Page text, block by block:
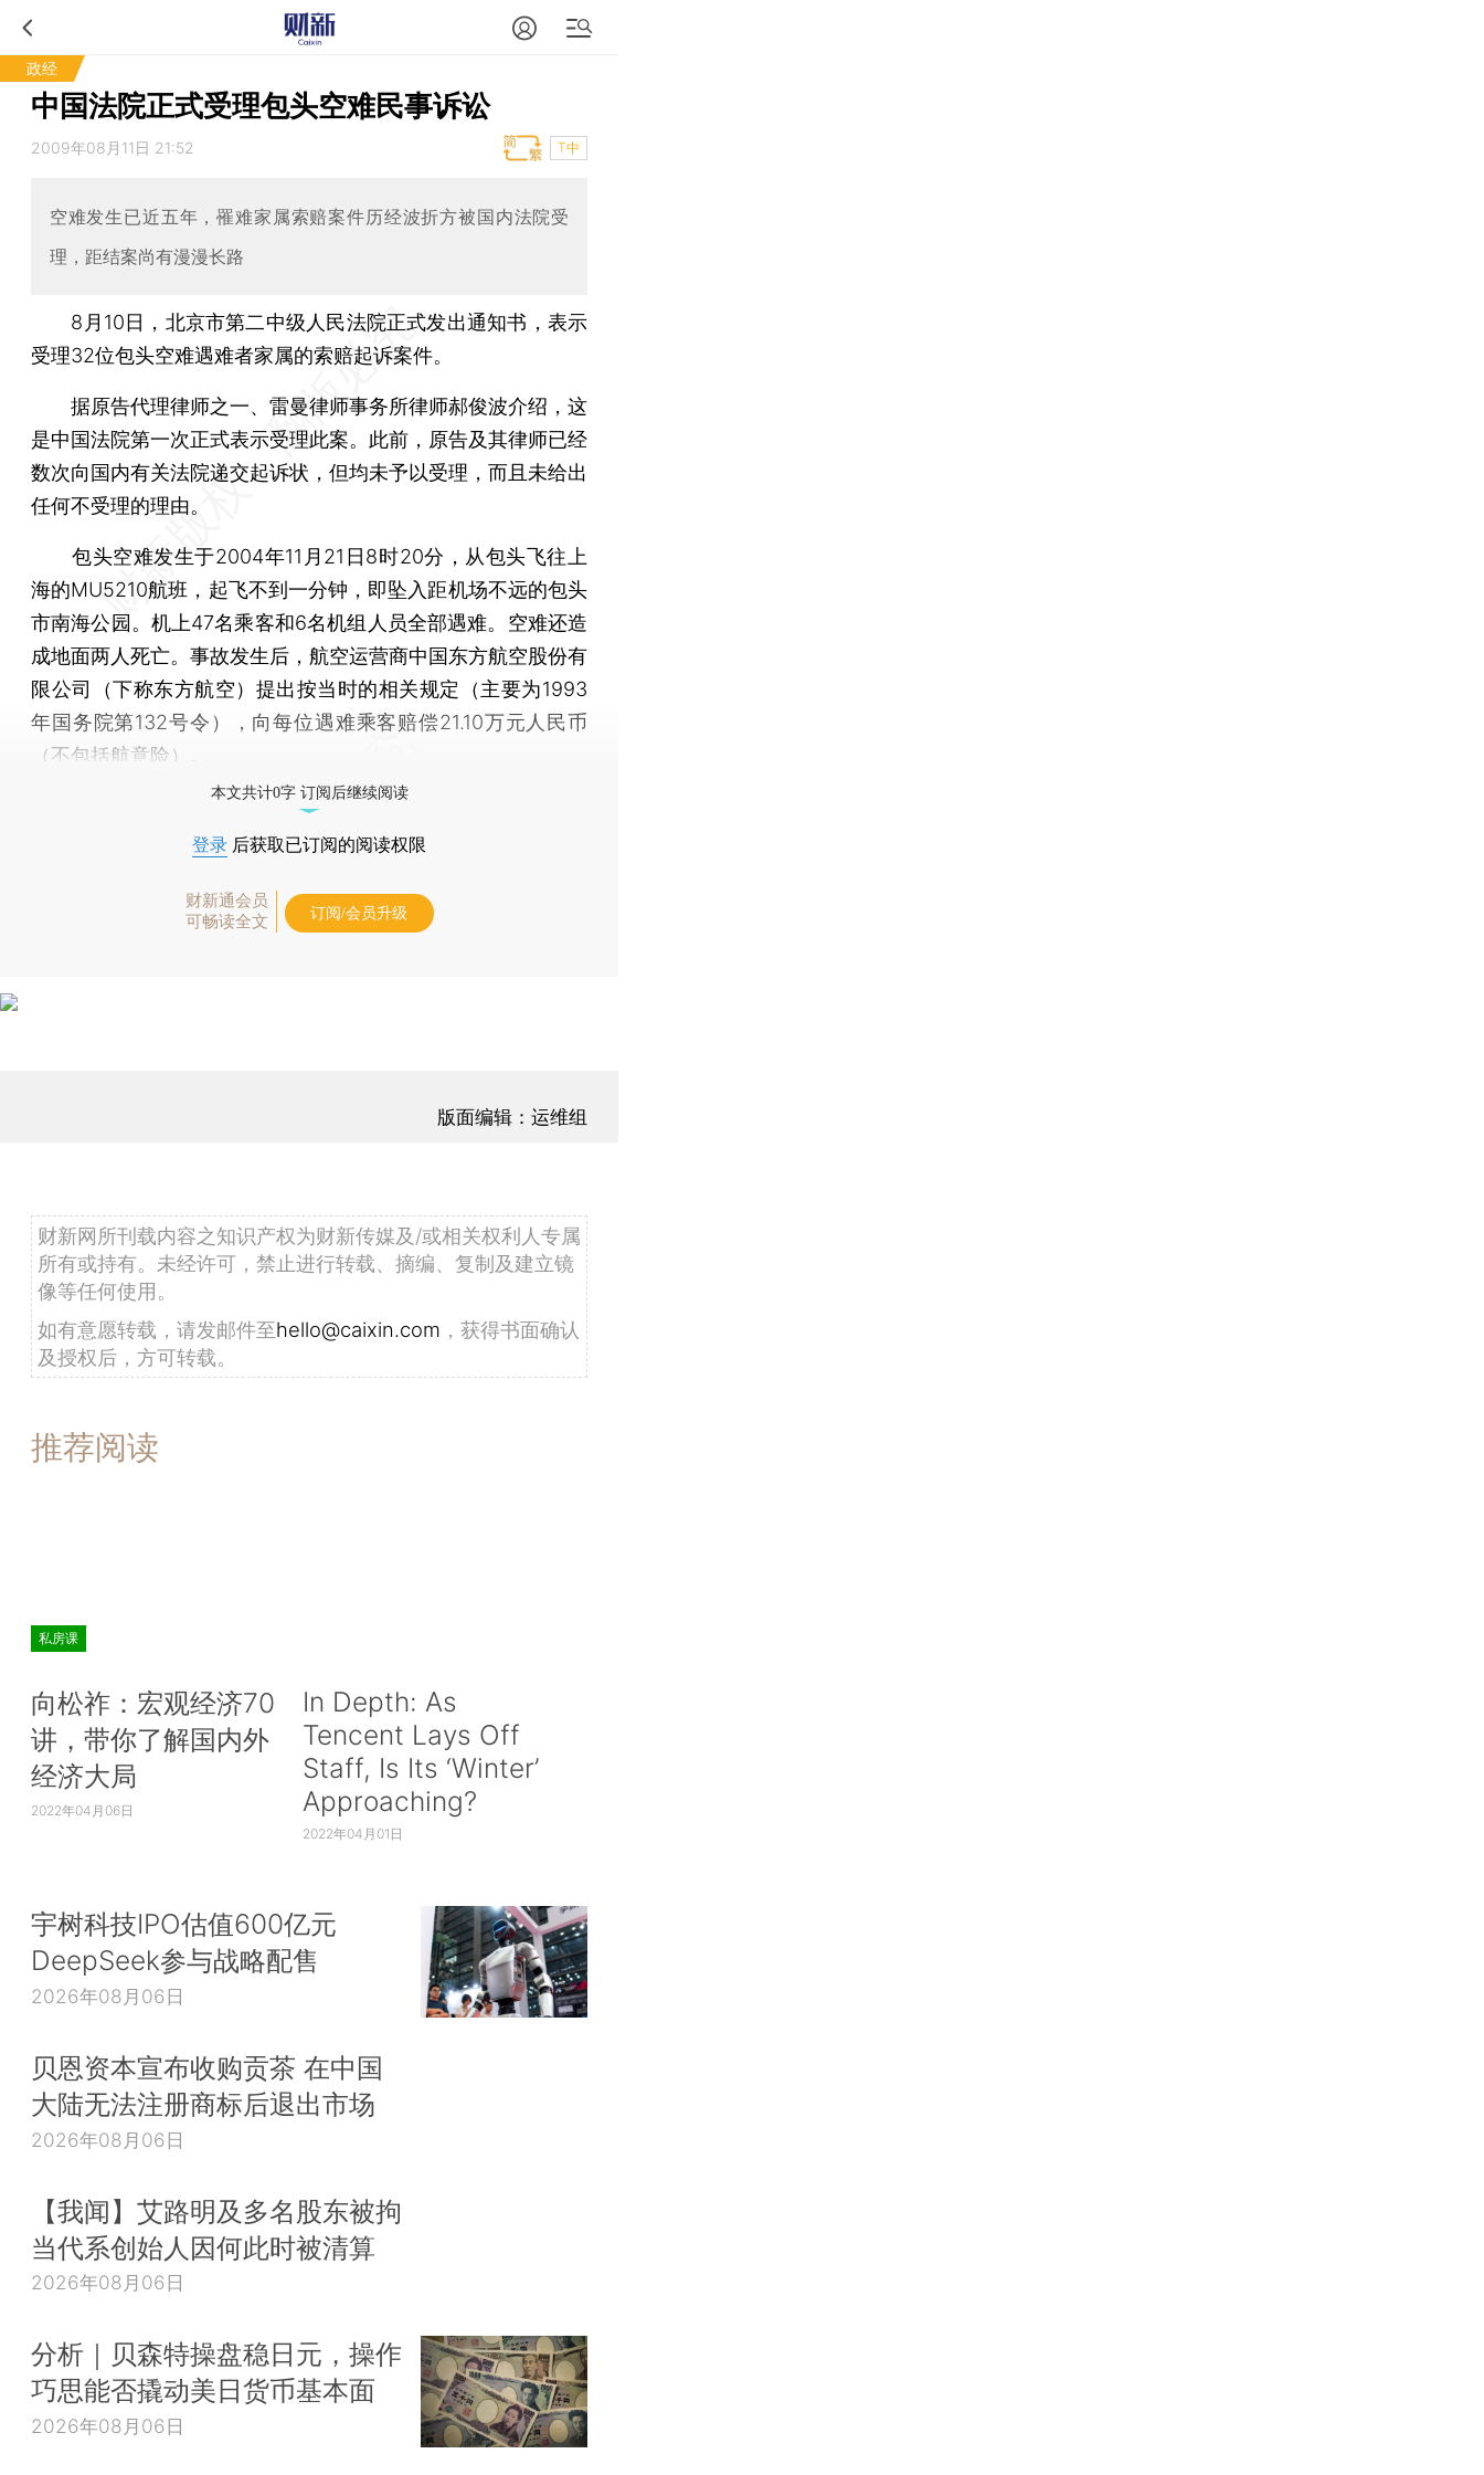
政经
中国法院正式受理包头空难民事诉讼
2009年08月11日 21:52 T中
空难发生已近五年，罹难家属索赔案件历经波折方被国内法院受
理，距结案尚有漫漫长路
8月10日，北京市第二中级人民法院正式发出通知书，表示
受理32位包头空难遇难者家属的索赔起诉案件。
据原告代理律师之一、雷曼律师事务所律师郝俊波介绍，这
是中国法院第一次正式表示受理此案。此前，原告及其律师已经
数次向国内有关法院递交起诉状，但均未予以受理，而且未给出
任何不受理的理由。
包头空难发生于2004年11月21日8时20分，从包头飞往上
海的MU5210航班，起飞不到一分钟，即坠入距机场不远的包头
市南海公园。机上47名乘客和6名机组人员全部遇难。空难还造
成地面两人死亡。事故发生后，航空运营商中国东方航空股份有
限公司（下称东方航空）提出按当时的相关规定（主要为1993
年国务院第132号令），向每位遇难乘客赔偿21.10万元人民币
（不包括航意险）。
本文共计0字 订阅后继续阅读
登录 后获取已订阅的阅读权限
财新通会员
可畅读全文
订阅/会员升级
版面编辑：运维组
财新网所刊载内容之知识产权为财新传媒及/或相关权利人专属
所有或持有。未经许可，禁止进行转载、摘编、复制及建立镜
像等任何使用。
如有意愿转载，请发邮件至hello@caixin.com ，获得书面确认
及授权后，方可转载。
推荐阅读
私房课
向松祚：宏观经济70
讲，带你了解国内外
经济大局
2022年04月06日
In Depth: As
Tencent Lays Off
Staff, Is Its ‘Winter’
Approaching?
2022年04月01日
宇树科技IPO估值600亿元
DeepSeek参与战略配售
2026年08月06日
贝恩资本宣布收购贡茶 在中国
大陆无法注册商标后退出市场
2026年08月06日
【我闻】艾路明及多名股东被拘
当代系创始人因何此时被清算
2026年08月06日
分析｜贝森特操盘稳日元，操作
巧思能否撬动美日货币基本面
2026年08月06日